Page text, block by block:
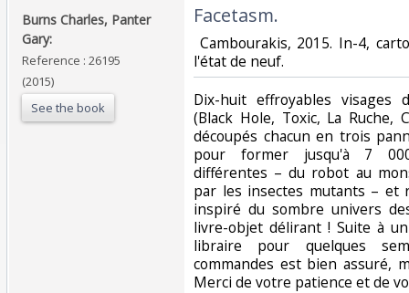
‎Burns Charles, Panter
Gary: ‎
Reference : 26195
(2015)
See the book
‎Facetasm. ‎
Cambourakis, 2015. In-4,
l'état de neuf. ‎
‎Dix-huit effroyables visages
(Black Hole, Toxic, La Ruche,
découpés chacun en trois
pour former jusqu'à 7
différentes – du robot au
par les insectes mutants – et
inspiré du sombre univers
livre-objet délirant ! Suite à
libraire pour quelques
commandes est bien assuré,
Merci de votre patience et de